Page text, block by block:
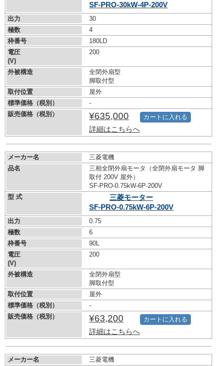
SF-PRO-30kW-4P-200V
出力
30
極数
4
枠番号
180LD
電圧
(V)
200
外被構造
全閉外扇型
脚取付型
取付位置
屋外
標準価格（税別）
-
販売価格（税別）
¥635,000
詳細はこちらへ
カートに入れる
メーカー名
三菱電機
品名
三相全閉外扇モータ（全閉外扇モータ 脚
取付 200V 屋外）
SF-PRO-0.75kW-6P-200V
型 式
三菱モーター
SF-PRO-0.75kW-6P-200V
出力
0.75
極数
6
枠番号
90L
電圧
(V)
200
外被構造
全閉外扇型
脚取付型
取付位置
屋外
標準価格（税別）
-
販売価格（税別）
¥63,200
詳細はこちらへ
カートに入れる
メーカー名
三菱電機